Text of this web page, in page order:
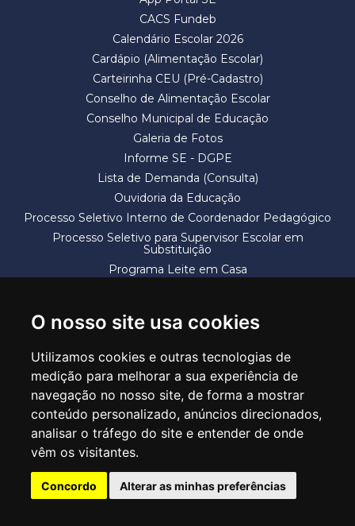
O nosso site usa cookies
Utilizamos cookies e outras tecnologias de
medição para melhorar a sua experiência de
navegação no nosso site, de forma a mostrar
conteúdo personalizado, anúncios direcionados,
analisar o tráfego do site e entender de onde
vêm os visitantes.
Concordo Alterar as minhas preferências
CACS Fundeb
Calendário Escolar 2026
Cardápio (Alimentação Escolar)
Carteirinha CEU (Pré-Cadastro)
Conselho de Alimentação Escolar
Conselho Municipal de Educação
Galeria de Fotos
Informe SE - DGPE
Lista de Demanda (Consulta)
Ouvidoria da Educação
Processo Seletivo Interno de Coordenador Pedagógico
Processo Seletivo para Supervisor Escolar em
Substituição
Programa Leite em Casa
SECRETARIA DE EDUCAÇÃO
Rua Claudino Barbosa, 313 - Macedo - Guarulhos/SP CEP 07113-040
Central de Atendimento: *55 11 2475-7300